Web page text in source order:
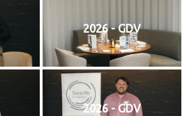
2026 - GDV
2026 - GDV